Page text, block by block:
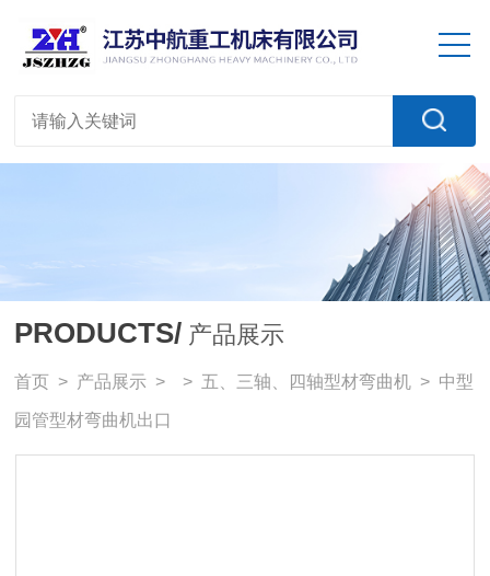
PRODUCTS/ 产品展示
首页 > 产品展示 > > 五、三轴、四轴型材弯曲机 > 中型
园管型材弯曲机出口